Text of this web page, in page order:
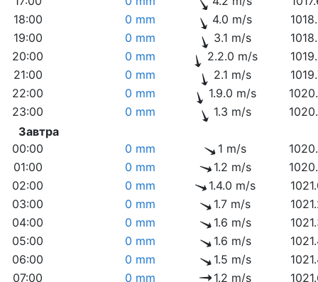
18:00
0 mm 4.0 m/s
19:00
0 mm 3.1 m/s
20:00
0 mm 2.2.0 m/s
21:00
0 mm 2.1 m/s
22:00
0 mm 1.9.0 m/s
23:00
0 mm 1.3 m/s
Завтра
00:00
0 mm 1 m/s
01:00
0 mm 1.2 m/s
02:00
0 mm 1.4.0 m/s
03:00
0 mm 1.7 m/s
04:00
0 mm 1.6 m/s
05:00
0 mm 1.6 m/s
06:00
0 mm 1.5 m/s
07:00
0 mm 1.2 m/s